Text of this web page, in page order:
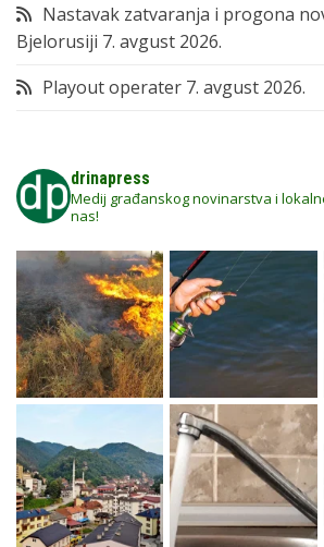
Nastavak zatvaranja i progona
Bjelorusiji 7. avgust 2026.
Playout operater 7. avgust 2026.
drinapress
Medij građanskog novinarstva i
nas!